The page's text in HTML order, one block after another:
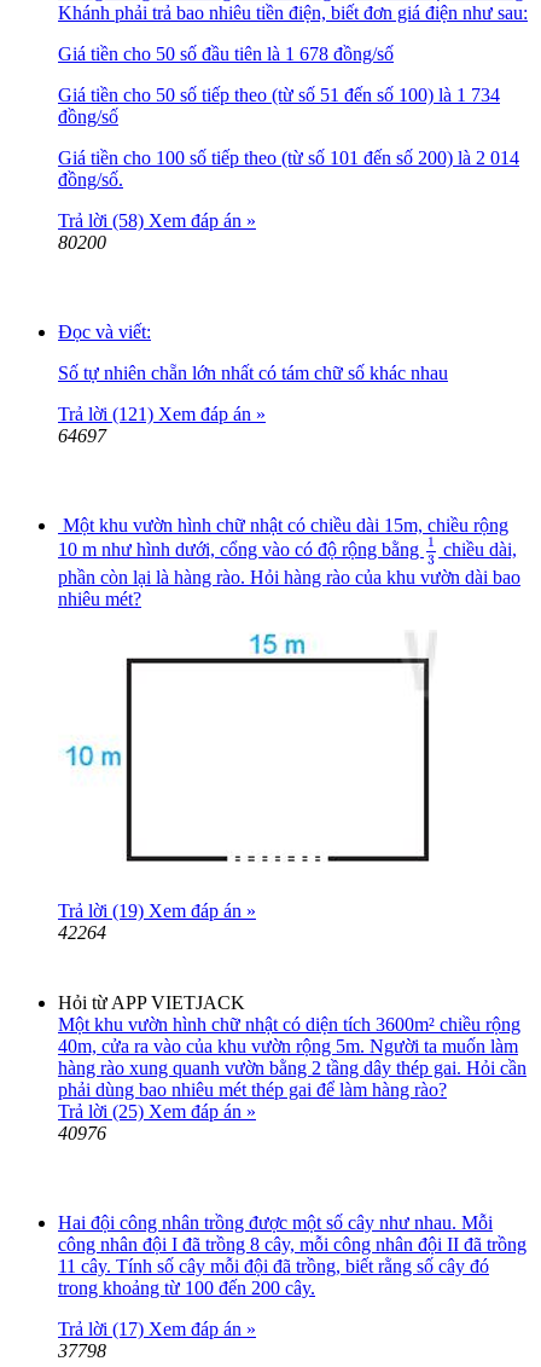
Khánh phải trả bao nhiêu tiền điện, biết đơn giá điện như sau:
Giá tiền cho 50 số đầu tiên là 1 678 đồng/số
Giá tiền cho 50 số tiếp theo (từ số 51 đến số 100) là 1 734
đồng/số
Giá tiền cho 100 số tiếp theo (từ số 101 đến số 200) là 2 014
đồng/số.
Trả lời (58) Xem đáp án »
80200
Đọc và viết:
Số tự nhiên chẵn lớn nhất có tám chữ số khác nhau
Trả lời (121) Xem đáp án »
64697
Một khu vườn hình chữ nhật có chiều dài 15m, chiều rộng
10 m như hình dưới, cổng vào có độ rộng bằng
1
3
13
chiều dài,
phần còn lại là hàng rào. Hỏi hàng rào của khu vườn dài bao
nhiêu mét?
Trả lời (19) Xem đáp án »
42264
Hỏi từ APP VIETJACK
Một khu vườn hình chữ nhật có diện tích 3600m² chiều rộng
40m, cửa ra vào của khu vườn rộng 5m. Người ta muốn làm
hàng rào xung quanh vườn bằng 2 tầng dây thép gai. Hỏi cần
phải dùng bao nhiêu mét thép gai để làm hàng rào?
Trả lời (25) Xem đáp án »
40976
Hai đội công nhân trồng được một số cây như nhau. Mỗi
công nhân đội I đã trồng 8 cây, mỗi công nhân đội II đã trồng
11 cây. Tính số cây mỗi đội đã trồng, biết rằng số cây đó
trong khoảng từ 100 đến 200 cây.
Trả lời (17) Xem đáp án »
37798